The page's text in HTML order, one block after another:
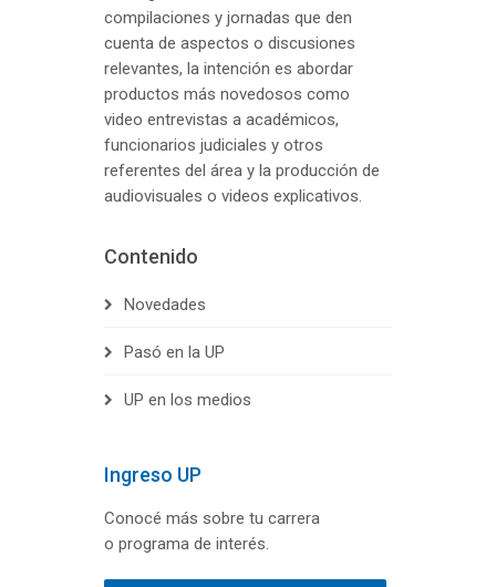
compilaciones y jornadas que den
cuenta de aspectos o discusiones
relevantes, la intención es abordar
productos más novedosos como
video entrevistas a académicos,
funcionarios judiciales y otros
referentes del área y la producción de
audiovisuales o videos explicativos.
Contenido
Novedades
Pasó en la UP
UP en los medios
Ingreso UP
Conocé más sobre tu carrera
o programa de interés.